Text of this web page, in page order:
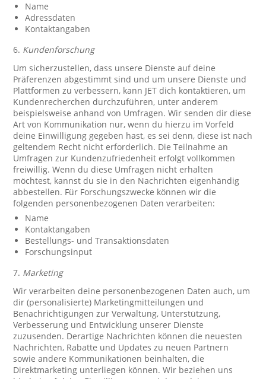
Name
Adressdaten
Kontaktangaben
6. Kundenforschung
Um sicherzustellen, dass unsere Dienste auf deine
Präferenzen abgestimmt sind und um unsere Dienste und
Plattformen zu verbessern, kann JET dich kontaktieren, um
Kundenrecherchen durchzuführen, unter anderem
beispielsweise anhand von Umfragen. Wir senden dir diese
Art von Kommunikation nur, wenn du hierzu im Vorfeld
deine Einwilligung gegeben hast, es sei denn, diese ist nach
geltendem Recht nicht erforderlich. Die Teilnahme an
Umfragen zur Kundenzufriedenheit erfolgt vollkommen
freiwillig. Wenn du diese Umfragen nicht erhalten
möchtest, kannst du sie in den Nachrichten eigenhändig
abbestellen. Für Forschungszwecke können wir die
folgenden personenbezogenen Daten verarbeiten:
Name
Kontaktangaben
Bestellungs- und Transaktionsdaten
Forschungsinput
7. Marketing
Wir verarbeiten deine personenbezogenen Daten auch, um
dir (personalisierte) Marketingmitteilungen und
Benachrichtigungen zur Verwaltung, Unterstützung,
Verbesserung und Entwicklung unserer Dienste
zuzusenden. Derartige Nachrichten können die neuesten
Nachrichten, Rabatte und Updates zu neuen Partnern
sowie andere Kommunikationen beinhalten, die
Direktmarketing unterliegen können. Wir beziehen uns